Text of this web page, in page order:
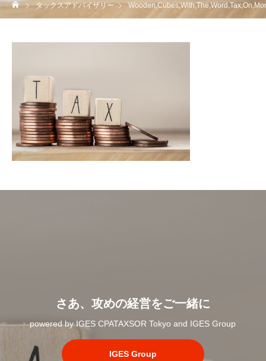
タックスアドバイザリー
さあ、攻めの経営をご一緒に
powered by IGES CPATAXSOR Tokyo and IGES Group
IGES Group